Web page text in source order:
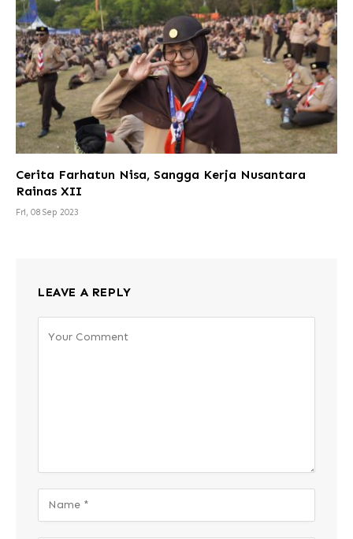
Cerita Farhatun Nisa, Sangga Kerja Nusantara
Rainas XII
Fri, 08 Sep 2023
LEAVE A REPLY